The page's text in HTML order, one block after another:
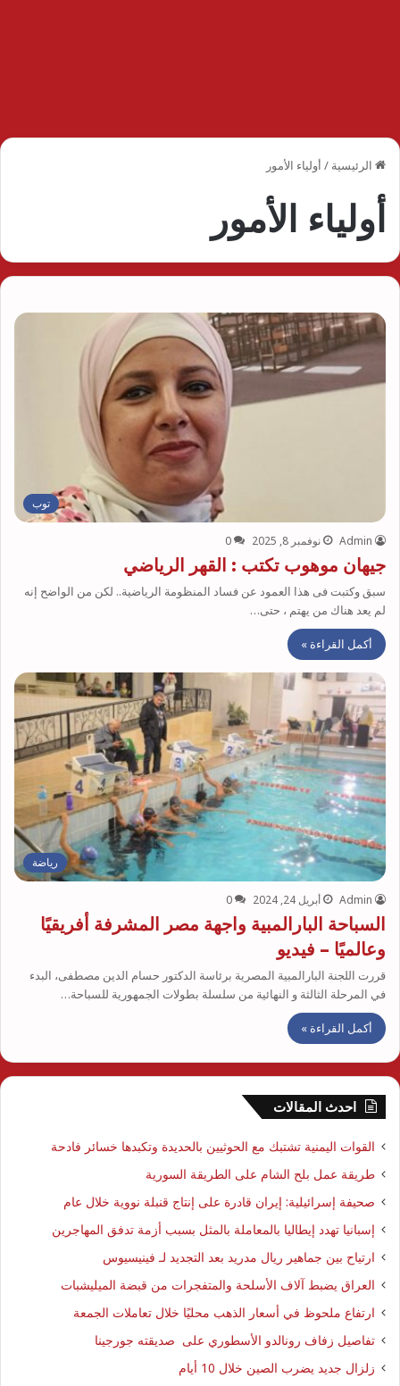
الرئيسية / أولياء الأمور
أولياء الأمور
توب
Admin نوفمبر 8, 2025 0
جيهان موهوب تكتب : القهر الرياضي
سبق وكتبت فى هذا العمود عن فساد المنظومة الرياضية.. لكن من الواضح إنه
لم يعد هناك من يهتم ، حتى…
أكمل القراءة »
رياضة
Admin أبريل 24, 2024 0
السباحة البارالمبية واجهة مصر المشرفة أفريقيًا
وعالميًا – فيديو
قررت اللجنة البارالمبية المصرية برئاسة الدكتور حسام الدين مصطفى، البدء
في المرحلة الثالثة و النهائية من سلسلة بطولات الجمهورية للسباحة…
أكمل القراءة »
احدث المقالات
القوات اليمنية تشتبك مع الحوثيين بالحديدة وتكبدها خسائر فادحة
طريقة عمل بلح الشام على الطريقة السورية
صحيفة إسرائيلية: إيران قادرة على إنتاج قنبلة نووية خلال عام
إسبانيا تهدد إيطاليا بالمعاملة بالمثل بسبب أزمة تدفق المهاجرين
ارتياح بين جماهير ريال مدريد بعد التجديد لـ فينيسيوس
العراق يضبط آلاف الأسلحة والمتفجرات من قبضة الميليشبات
ارتفاع ملحوظ في أسعار الذهب محليًا خلال تعاملات الجمعة
تفاصيل زفاف رونالدو الأسطوري على صديقته جورجينا
زلزال جديد يضرب الصين خلال 10 أيام